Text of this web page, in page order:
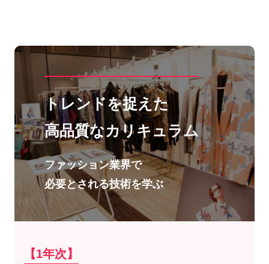
トレンドを捉えた
高品質なカリキュラム
ファッション業界で
必要とされる技術を学ぶ
【1年次】